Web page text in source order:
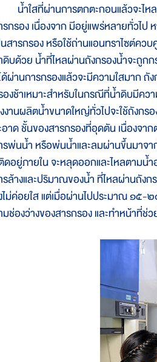
ใสที่ผ่านการตกตะกอนแล้วจะไหลม
กรอง เนื่องจาก มีอยู่แพร่หลายทั่วไป
สารกรอง หรือใช้ถ่านแอนทราไซต์ค
บด้วย น้ำที่ไหลผ่านถังกรองน้ำจะถูก
ผ่านการกรองแล้วจะมีความใสมาก ถั
งช้าเหมาะสำหรับในกรณีที่นํ้าดิบมีคว
งานผลิตนํ้าขนาดใหญ่ทั่วไปจะใช้ถังกร
าด ชั้นของสารกรองที่อุดตัน เนื่องจา
พ่นน้ำ หรือพ่นน้ำและลมผ่านขึ้นมาจา
อยู่ภายใน จะหลุดออกและไหลตามน้ำ
ล้างและปริมาณของน้ำ ที่ไหลผ่านถังก
ม่ค่อยใส แต่เมื่อผ่านไปประมาณ ๑๕-
ช่องว่างของสารกรอง และทำหน้าที่ช่